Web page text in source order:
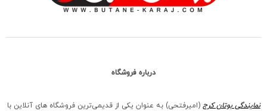
درباره فروشگاه
نمایندگی بوتان کرج (امیرفتحی) به عنوان یکی از قدیمی‌ترین فروشگاه های آنلاین با